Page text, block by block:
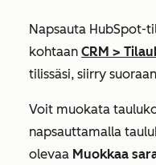
Napsauta HubSpot-
kohtaan CRM >
tilissäsi, siirry
Voit muokata
napsauttamalla
olevaa Muokkaa